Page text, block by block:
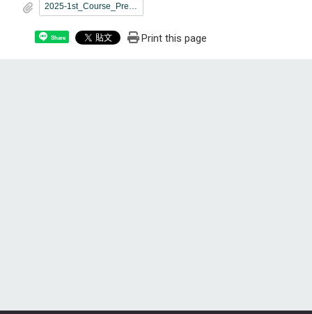
2025-1st_Course_Pre-Selection-English.pdf
Share Print this page